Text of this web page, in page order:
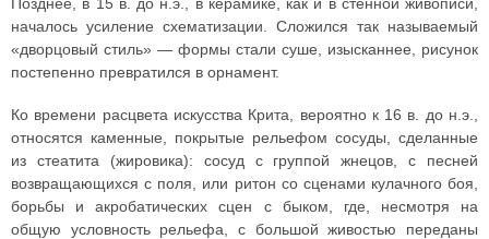
началось усиление схематизации. Сложился так называемый
«дворцовый стиль» — формы стали суше, изысканнее, рисунок
постепенно превратился в орнамент.
Ко времени расцвета искусства Крита, вероятно к 16 в. до н.э.,
относятся каменные, покрытые рельефом сосуды, сделанные
из стеатита (жировика): сосуд с группой жнецов, с песней
возвращающихся с поля, или ритон со сценами кулачного боя,
борьбы и акробатических сцен с быком, где, несмотря на
общую условность рельефа, с большой живостью переданы